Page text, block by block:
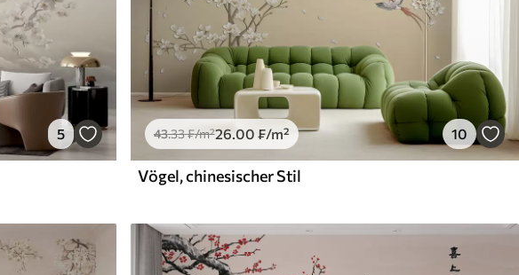
5 43.33₣/m²26 .00 ₣/m² 10
Vögel, chinesischer Stil